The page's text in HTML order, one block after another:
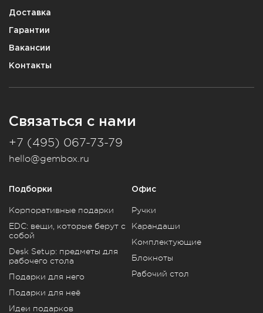
Доставка
Гарантии
Вакансии
Контакты
Связаться с нами
+7 (495) 067-73-79
hello@gembox.ru
Подборки
Корпоративные подарки
EDC: вещи, которые берут с
собой
Desk Setup: предметы для
рабочего стола
Подарки для него
Подарки для неё
Идеи подарков
Офис
Ручки
Карандаши
Комплектующие
Блокноты
Рабочий стол